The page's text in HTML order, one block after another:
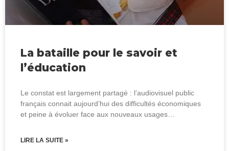
La bataille pour le savoir et
l’éducation
Le constat est largement partagé : l’audiovisuel public
français connait aujourd’hui des difficultés économiques
et peine à évoluer face aux nouveaux usages…
LIRE LA SUITE »